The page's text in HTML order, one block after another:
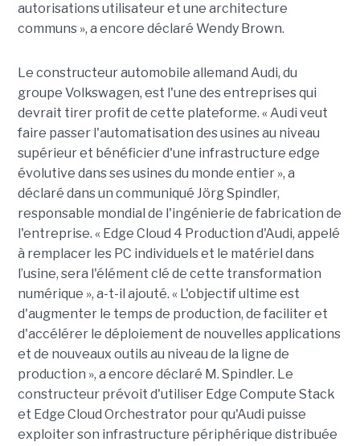
autorisations utilisateur et une architecture
communs », a encore déclaré Wendy Brown.
Le constructeur automobile allemand Audi, du
groupe Volkswagen, est l'une des entreprises qui
devrait tirer profit de cette plateforme. « Audi veut
faire passer l'automatisation des usines au niveau
supérieur et bénéficier d'une infrastructure edge
évolutive dans ses usines du monde entier », a
déclaré dans un communiqué Jörg Spindler,
responsable mondial de l'ingénierie de fabrication de
l'entreprise. « Edge Cloud 4 Production d'Audi, appelé
à remplacer les PC individuels et le matériel dans
l’usine, sera l'élément clé de cette transformation
numérique », a-t-il ajouté. « L'objectif ultime est
d'augmenter le temps de production, de faciliter et
d'accélérer le déploiement de nouvelles applications
et de nouveaux outils au niveau de la ligne de
production », a encore déclaré M. Spindler. Le
constructeur prévoit d'utiliser Edge Compute Stack
et Edge Cloud Orchestrator pour qu'Audi puisse
exploiter son infrastructure périphérique distribuée